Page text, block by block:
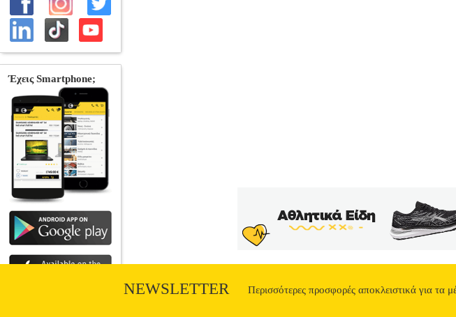
NEWSLETTER Περισσότερες προσφορές αποκλειστικά για τα